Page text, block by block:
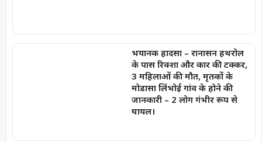
भयानक हादसा – रानासन हथरोल
के पास रिक्शा और कार की टक्कर,
3 महिलाओं की मौत, मृतकों के
मोडासा लिंभोई गांव के होने की
जानकारी – 2 लोग गंभीर रूप से
घायल।